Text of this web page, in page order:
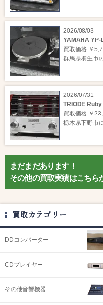
2026/08/03
YAMAHA YP-
買取価格 ￥
群馬県桐生市
2026/07/31
TRIODE Ruby
買取価格 ￥
栃木県下野市
まだまだあります！
その他の買取実績はこちら
買取カテゴリー
DDコンバーター
CDプレイヤー
その他音響機器